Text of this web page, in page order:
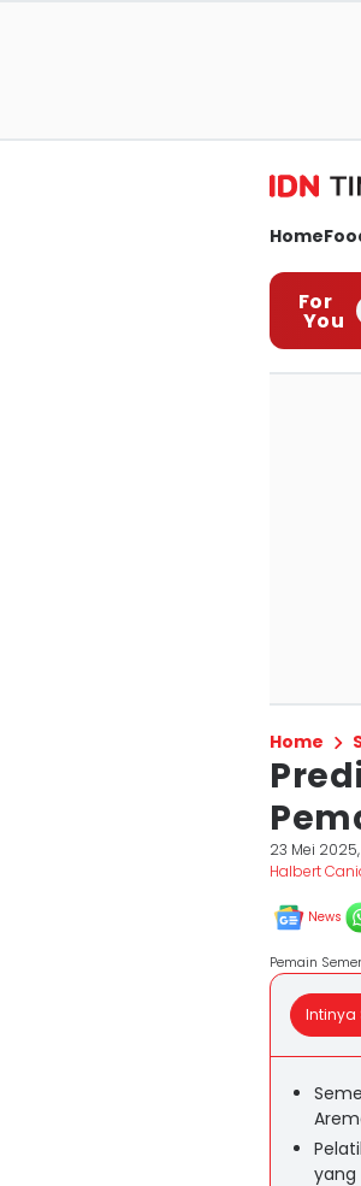
Home
For
You
Home
23 Mei 2025,
Halbert
News
Pemain
Intinya
yang